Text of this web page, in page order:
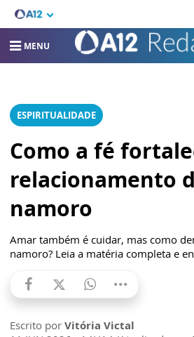
MENU
ESPIRITUALIDADE
Como a fé
relacionamento
namoro
Amar também é cuidar, mas como
namoro? Leia a matéria completa e
Escrito por Vitória Victal